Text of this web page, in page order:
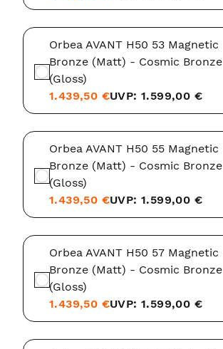
Orbea AVANT H50 53 Magnetic
Bronze (Matt) - Cosmic Bronze
(Gloss)
1.439,50 €UVP: 1.599,00 €
Orbea AVANT H50 55 Magnetic
Bronze (Matt) - Cosmic Bronze
(Gloss)
1.439,50 €UVP: 1.599,00 €
Orbea AVANT H50 57 Magnetic
Bronze (Matt) - Cosmic Bronze
(Gloss)
1.439,50 €UVP: 1.599,00 €